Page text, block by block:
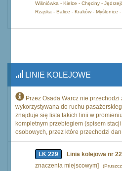
Wiśniówka - Kielce - Chęciny -
Rząska - Balice - Kraków - Myślenice
LINIE KOLEJOWE
Przez Osada Warcz nie przechodzi
wykorzystywana do ruchu
znajduje się lista takich linii w promieniu
kompletnym przebiegiem (spisem
osobowych, przez które przechodzi
LK 229 Linia kolejowa nr
znaczenia miejscowym]